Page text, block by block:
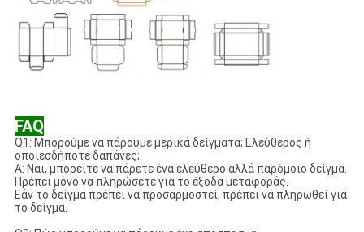
FAQ
Q1: Μπορούμε να πάρουμε μερικά δείγματα; Ελεύθερος ή
οποιεσδήποτε δαπάνες;
Α: Ναι, μπορείτε να πάρετε ένα ελεύθερο αλλά παρόμοιο δείγμα.
Πρέπει μόνο να πληρώσετε για το έξοδα μεταφοράς.
Εάν το δείγμα πρέπει να προσαρμοστεί, πρέπει να πληρωθεί για
το δείγμα.